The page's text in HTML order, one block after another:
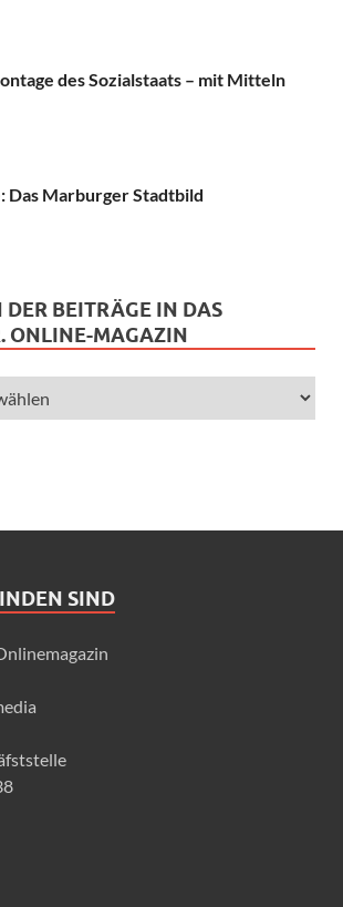
des Sozialstaats – mit Mitteln
Das Marburger Stadtbild
DER BEITRÄGE IN DAS
ONLINE-MAGAZIN
SIND